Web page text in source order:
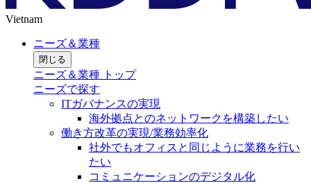
Vietnam
ニーズ＆業種
閉じる
ニーズ＆業種 トップ
ニーズで探す
ITガバナンスの実現
海外拠点とのネットワークを構築したい
働き方改革の実現/業務効率化
社外でもオフィスと同じように業務を行い
たい
コミュニケーションのデジタル化